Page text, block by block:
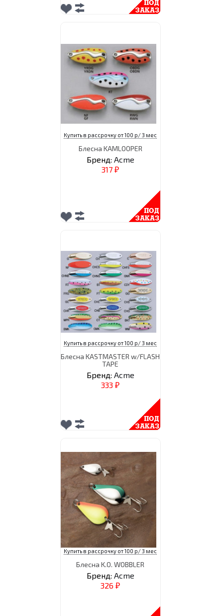
Купить в рассрочку от 100 р/ 3 мес
Блесна KAMLOOPER
Бренд: Acme
317 ₽
Купить в рассрочку от 100 р/ 3 мес
Блесна KASTMASTER w/FLASH
TAPE
Бренд: Acme
333 ₽
Купить в рассрочку от 100 р/ 3 мес
Блесна K.O. WOBBLER
Бренд: Acme
326 ₽